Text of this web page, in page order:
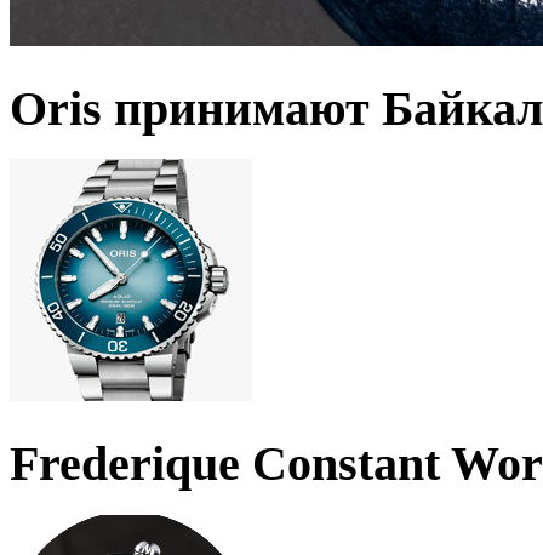
Oris принимают
Frederique Constant